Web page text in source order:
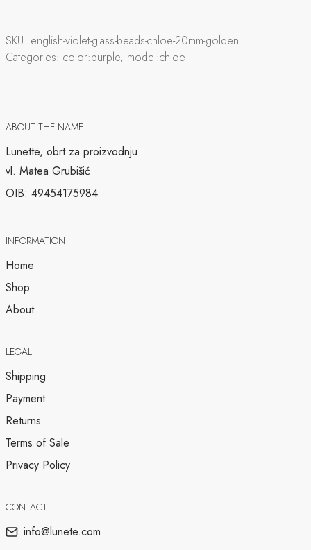
SKU: english-violet-glass-beads-chloe-20mm-golden
Categories: color:purple, model:chloe
ABOUT THE NAME
Lunette, obrt za proizvodnju
vl. Matea Grubišić
OIB: 49454175984
INFORMATION
Home
Shop
About
LEGAL
Shipping
Payment
Returns
Terms of Sale
Privacy Policy
CONTACT
info@lunete.com